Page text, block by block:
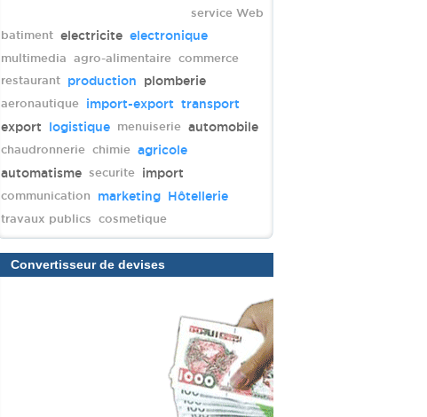
service Web
batiment electricite electronique
multimedia agro-alimentaire commerce
restaurant production plomberie
aeronautique import-export transport
export logistique menuiserie automobile
chaudronnerie chimie agricole
automatisme securite import
communication marketing Hôtellerie
travaux publics cosmetique
Convertisseur de devises